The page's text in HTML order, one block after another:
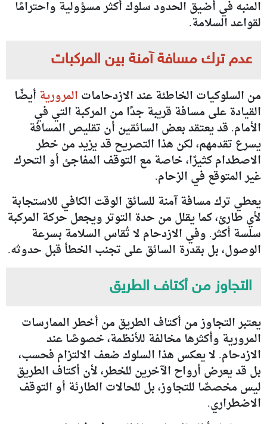
المنبه في أضيق الحدود سلوك أكثر مسؤولية واحترامًا
لقواعد السلامة.
عدم ترك مسافة آمنة بين المركبات
من السلوكيات الخاطئة عند الازدحامات المرورية أيضًا
القيادة على مسافة قريبة جدًا من المركبة التي في
الأمام. قد يعتقد بعض السائقين أن تقليص المسافة
يسرع تقدمهم، لكن هذا التصريح قد يزيد من خطر
الاصطدام كثيرًا، خاصة مع التوقف المفاجئ أو التحرك
غير المتوقع في الزحام.
يعطي ترك مسافة آمنة للسائق الوقت الكافي للاستجابة
لأي طارئ، كما يقلل من حدة التوتر ويجعل حركة المركبة
سلسة أكثر. وفي الازدحام لا تُقاس السلامة بسرعة
الوصول، بل بقدرة السائق على تجنب الخطأ قبل حدوثه.
التجاوز من أكتاف الطريق
يعتبر التجاوز من أكتاف الطريق من أخطر الممارسات
المرورية وأكثرها مخالفة للأنظمة، خصوصًا عند
الازدحام. لا يعكس هذا السلوك ضعف الالتزام فحسب،
بل قد يعرض أرواح الآخرين للخطر، لأن أكتاف الطريق
ليس مخصصًا للتجاوز، بل للحالات الطارئة أو التوقف
الاضطراري.